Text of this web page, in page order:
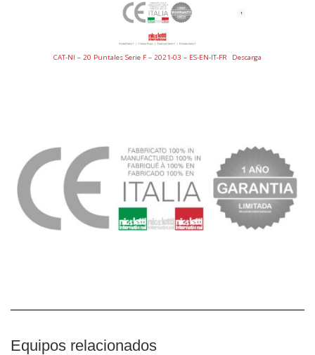
CAT-NI – 20 Puntales Serie F – 2021-03 – ES-EN-IT-FR Descarga
Equipos relacionados